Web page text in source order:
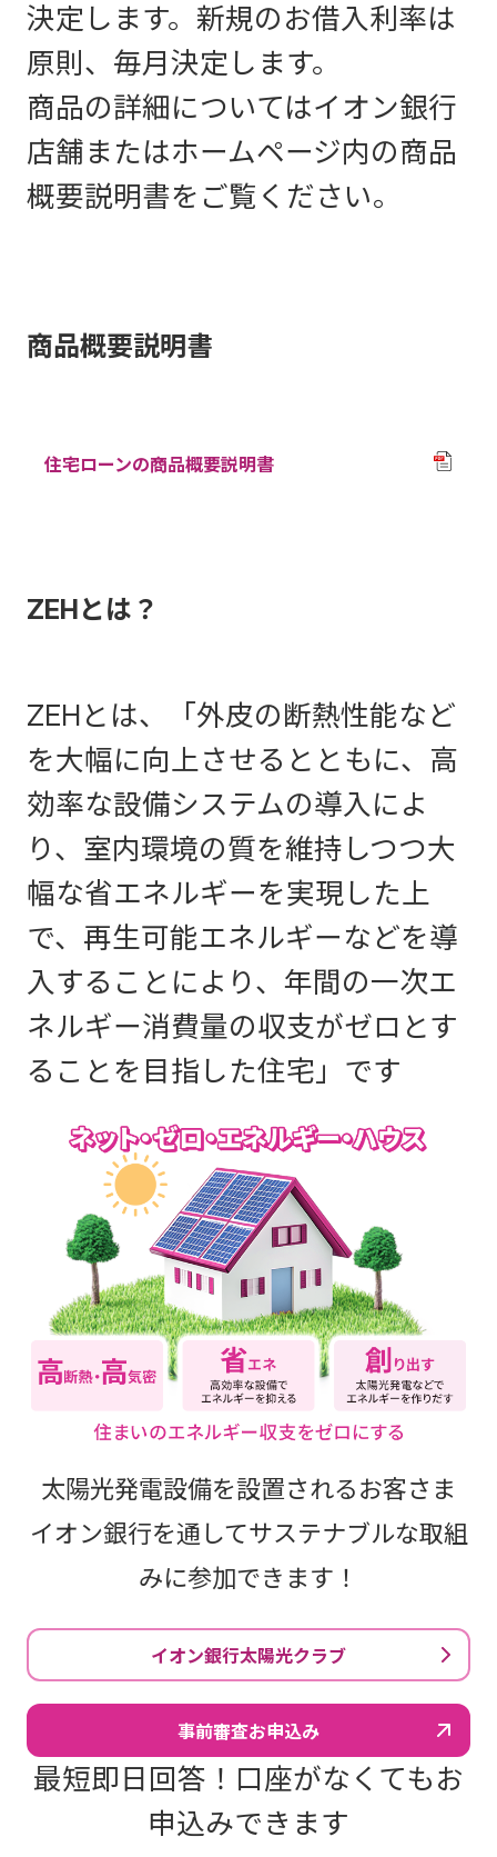
決定します。新規のお借入利率は
原則、毎月決定します。
商品の詳細についてはイオン銀行
店舗またはホームページ内の商品
概要説明書をご覧ください。
商品概要説明書
住宅ローンの商品概要説明書
ZEHとは？
ZEHとは、「外皮の断熱性能など
を大幅に向上させるとともに、高
効率な設備システムの導入によ
り、室内環境の質を維持しつつ大
幅な省エネルギーを実現した上
で、再生可能エネルギーなどを導
入することにより、年間の一次エ
ネルギー消費量の収支がゼロとす
ることを目指した住宅」です
太陽光発電設備を設置されるお客さま
イオン銀行を通してサステナブルな取組
みに参加できます！
イオン銀行太陽光クラブ
事前審査お申込み
最短即日回答！口座がなくてもお
申込みできます